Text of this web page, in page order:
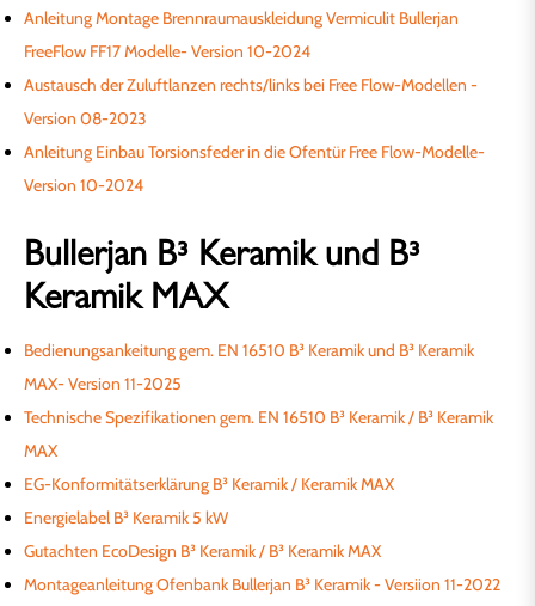
Anleitung Montage Brennraumauskleidung Vermiculit Bullerjan
FreeFlow FF17 Modelle- Version 10-2024
Austausch der Zuluftlanzen rechts/links bei Free Flow-Modellen -
Version 08-2023
Anleitung Einbau Torsionsfeder in die Ofentür Free Flow-Modelle-
Version 10-2024
Bullerjan B³ Keramik und B³
Keramik MAX
Bedienungsankeitung gem. EN 16510 B³ Keramik und B³ Keramik
MAX- Version 11-2025
Technische Spezifikationen gem. EN 16510 B³ Keramik / B³ Keramik
MAX
EG-Konformitätserklärung B³ Keramik / Keramik MAX
Energielabel B³ Keramik 5 kW
Gutachten EcoDesign B³ Keramik / B³ Keramik MAX
Montageanleitung Ofenbank Bullerjan B³ Keramik - Versiion 11-2022